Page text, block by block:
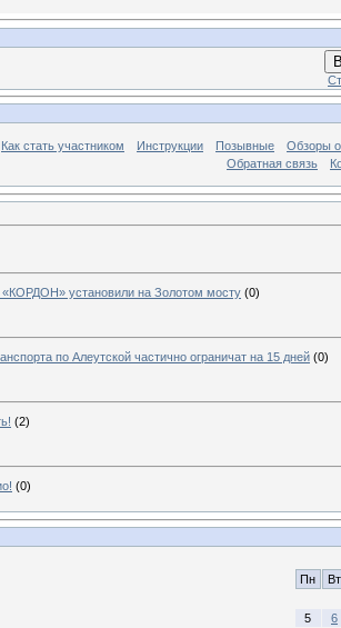
Как стать участником Инструкции Позывные
Обзоры
Обратная связь
установили на Золотом мосту (0)
по Алеутской частично ограничат на 15 дней (0)
(2)
(0)
Пн Вт
5
6